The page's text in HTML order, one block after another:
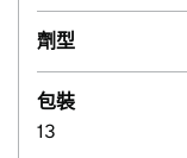
劑型
包裝
13